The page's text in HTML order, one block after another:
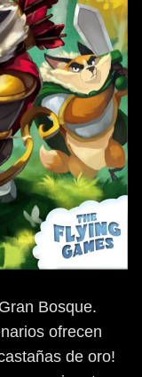
Bosque.
ofrecen
de oro!